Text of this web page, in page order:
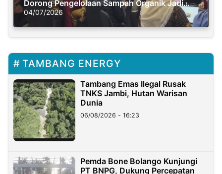
Dorong Pengelolaan Sampah Organik Jadi
Solusi Krisis Iklim
04/07/2026
TAMBANG ENERGY
Tambang Emas Ilegal Rusak
TNKS Jambi, Hutan Warisan
Dunia
06/08/2026 - 16:23
Pemda Bone Bolango Kunjungi
PT BNPG, Dukung Percepatan